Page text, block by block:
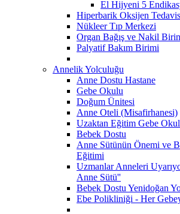
El Hijyeni 5
Hiperbarik Oksijen
Nükleer Tıp Merkezi
Organ Bağış ve Nakil
Palyatif Bakım Birimi
Annelik Yolculuğu
Anne Dostu Hastane
Gebe Okulu
Doğum Ünitesi
Anne Oteli (Misafirhanesi)
Uzaktan Eğitim Gebe
Bebek Dostu
Anne Sütünün Önemi ve
Eğitimi
Uzmanlar Anneleri
Anne Sütü''
Bebek Dostu Yenidoğan
Ebe Polikliniği - Her